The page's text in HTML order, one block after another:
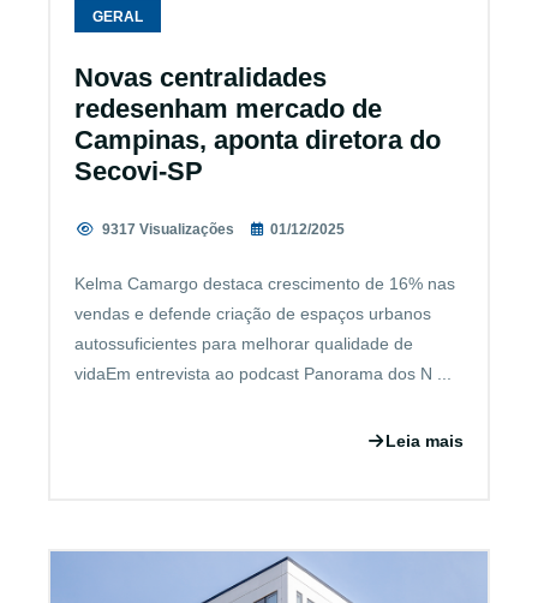
GERAL
Novas centralidades
redesenham mercado de
Campinas, aponta diretora do
Secovi-SP
9317 Visualizações 01/12/2025
Kelma Camargo destaca crescimento de 16% nas
vendas e defende criação de espaços urbanos
autossuficientes para melhorar qualidade de
vidaEm entrevista ao podcast Panorama dos N ...
Leia mais